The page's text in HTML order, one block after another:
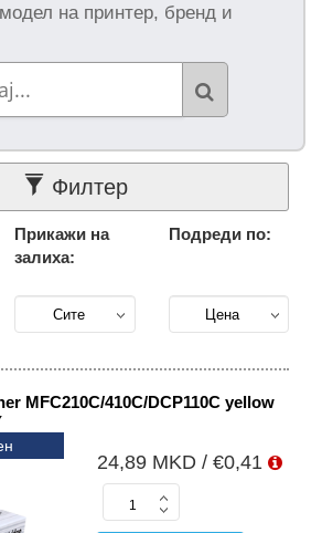
на принтер, бренд и
Филтер
Прикажи на
залиха:
Подреди по:
MFC210C/410C/DCP110C yellow
24,89 MKD / €0,41